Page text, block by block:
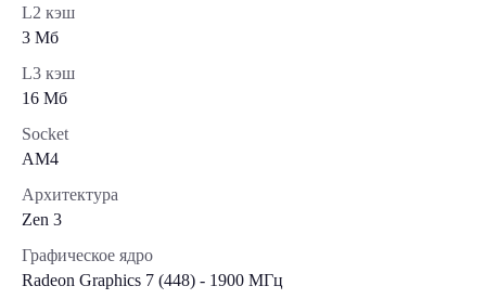
L2 кэш
3 Мб
L3 кэш
16 Мб
Socket
AM4
Архитектура
Zen 3
Графическое ядро
Radeon Graphics 7 (448) - 1900 МГц